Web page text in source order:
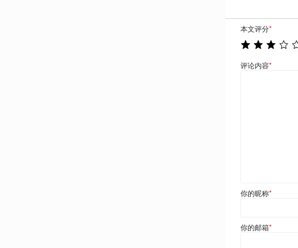
本文评分*
评论内容*
你的昵称*
你的邮箱*